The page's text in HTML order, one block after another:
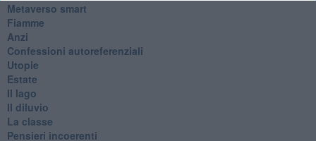
Metaverso smart
Fiamme
Anzi
Confessioni autoreferenziali
Utopie
Estate
Il lago
Il diluvio
La classe
Pensieri incoerenti